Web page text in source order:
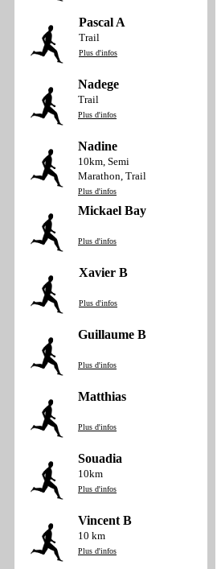
Pascal A
Trail
Plus d'infos
Nadege
Trail
Plus d'infos
Nadine
10km, Semi
Marathon, Trail
Plus d'infos
Mickael Bay
Plus d'infos
Xavier B
Plus d'infos
Guillaume B
Plus d'infos
Matthias
Plus d'infos
Souadia
10km
Plus d'infos
Vincent B
10 km
Plus d'infos